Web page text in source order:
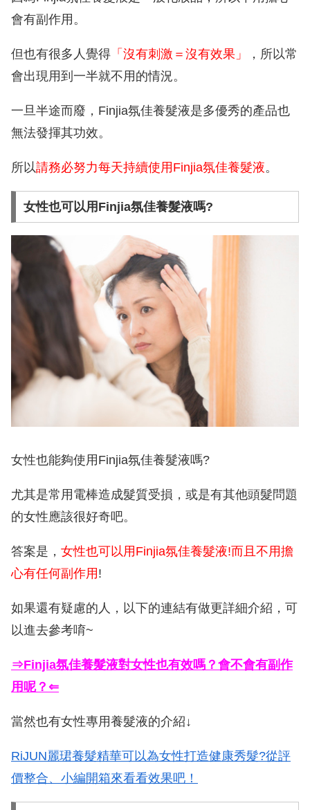
會有副作用。
但也有很多人覺得 「沒有刺激＝沒有效果」
，所以常
會出現用到一半就不用的情況。
一旦半途而廢，Finjia氛佳養髮液是多優秀的產品也
無法發揮其功效。
所以請務必努力每天持續使用Finjia氛佳養髮液。
女性也可以用Finjia氛佳養髮液嗎?
女性也能夠使用Finjia氛佳養髮液嗎?
尤其是常用電棒造成髮質受損，或是有其他頭髮問題
的女性應該很好奇吧。
答案是， 女性也可以用Finjia氛佳養髮液!而且不用擔
心有任何副作用 !
如果還有疑慮的人，以下的連結有做更詳細介紹，可
以進去參考唷~
⇒Finjia氛佳養髮液對女性也有效嗎？會不會有副作
用呢？⇐
當然也有女性專用養髮液的介紹↓
RiJUN麗珺養髮精華可以為女性打造健康秀髮?從評
價整合、小編開箱來看看效果吧！